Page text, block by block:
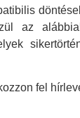
az
fel